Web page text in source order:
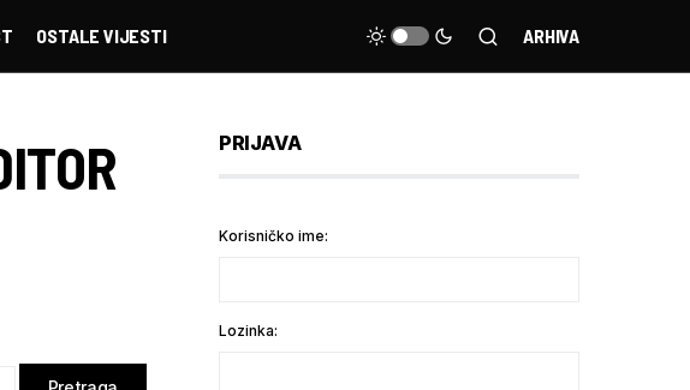
OSTALE VIJESTI ARHIVA
PRIJAVA
Korisničko ime:
Lozinka: